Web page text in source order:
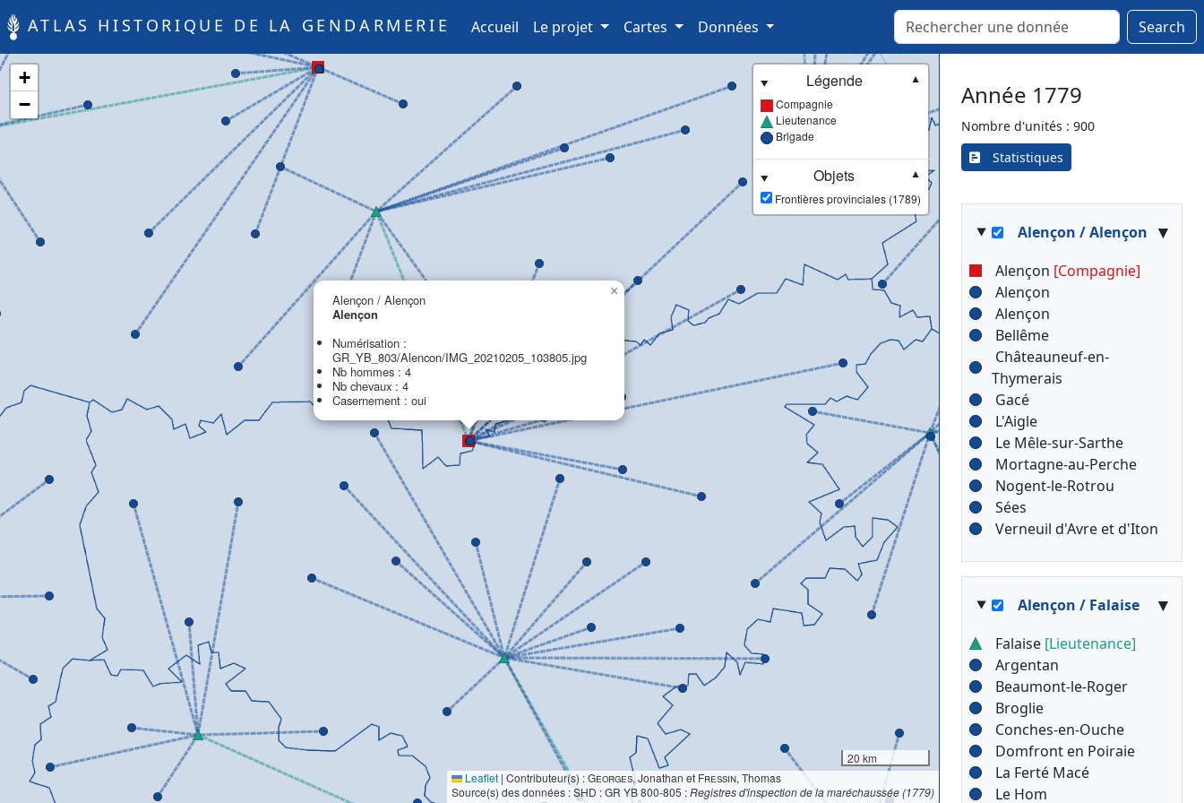
ATLAS HISTORIQUE DE LA GENDARMERIE Accueil (current)
Le projet Cartes Données Search
Alençon / Alençon
Alençon
Numérisation :
GR_YB_803/Alencon/IMG_20210205_103805.jpg
Nb hommes : 4
Nb chevaux : 4
Casernement : oui
×
+
−
Légende
▼
Compagnie
Lieutenance
Brigade
Objets
▼
Frontières provinciales (1789)
20 km
Leaflet | Contributeur(s) :Georges, Jonathan et Fressin, Thomas
Source(s) des données : SHD : GR YB 800-805 :Registres d'inspection de la maréchaussée (1779)
Année 1779
Nombre d'unités : 900
Statistiques
Alençon / Alençon ▾
Alençon [Compagnie]
Alençon
Alençon
Bellême
Châteauneuf-en-
Thymerais
Gacé
L'Aigle
Le Mêle-sur-Sarthe
Mortagne-au-Perche
Nogent-le-Rotrou
Sées
Verneuil d'Avre et d'Iton
Alençon / Falaise ▾
Falaise [Lieutenance]
Argentan
Beaumont-le-Roger
Broglie
Conches-en-Ouche
Domfront en Poiraie
La Ferté Macé
Le Hom